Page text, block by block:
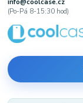
info@coolcase.cz
(Po-Pá 8-15:30 hod)